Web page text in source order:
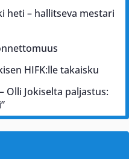
heti – hallitseva mestari
HIFK:lle takaisku
Olli Jokiselta paljastus: